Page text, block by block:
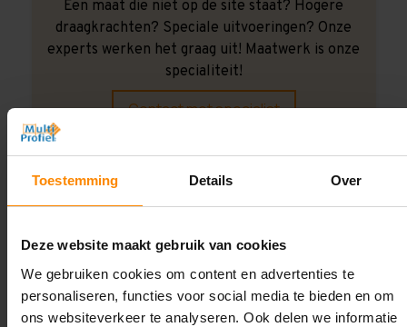
Toestemming Details Over
Deze website maakt gebruik van cookies
We gebruiken cookies om content en advertenties te
personaliseren, functies voor social media te bieden en om
ons websiteverkeer te analyseren. Ook delen we informatie
Een maat die niet op de site staat? Hogere
draagkrachten? Speciale uitvoeringen? Onze
experts werken het graag uit! Maatwerk is onze
specialiteit!
Contact met specialist
Montage uitbesteden?